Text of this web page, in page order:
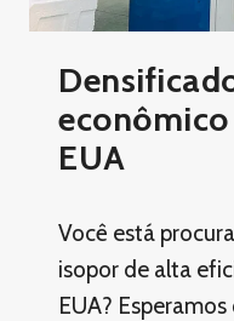
EUA
Você está
isopor de alta
EUA?